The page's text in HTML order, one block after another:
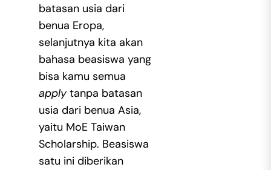
batasan usia dari
benua Eropa,
selanjutnya kita akan
bahasa beasiswa yang
bisa kamu semua
applytanpa batasan
usia dari benua Asia,
yaitu MoE Taiwan
Scholarship. Beasiswa
satu ini diberikan